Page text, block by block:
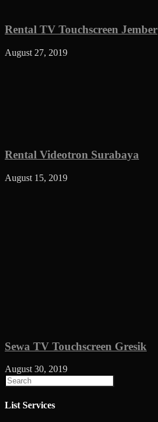
Rental TV Touchscreen Jember
August 27, 2019
Rental Videotron Surabaya
August 15, 2019
Sewa TV Touchscreen Gresik
August 30, 2019
List Services